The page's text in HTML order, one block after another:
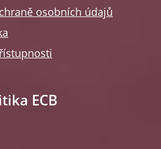
osobních údajů
ECB